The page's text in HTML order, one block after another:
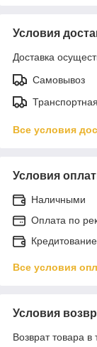
Условия
Доставка
Самовывоз
Все условия
Условия
Наличными
Оплата по
Кредитование
Все условия
Условия
Возврат товара